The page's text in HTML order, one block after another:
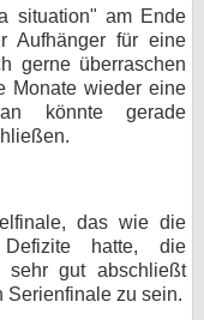
situation" am Ende
Aufhänger für eine
gerne überraschen
Monate wieder eine
könnte gerade
das wie die
hatte, die
sehr gut abschließt
Serienfinale zu sein.